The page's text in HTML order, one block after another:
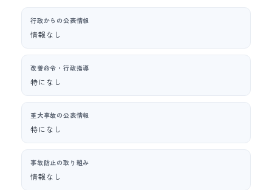
行政からの公表情報
情報なし
改善命令・行政指導
特になし
重大事故の公表情報
特になし
事故防止の取り組み
情報なし